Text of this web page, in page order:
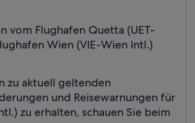
vom Flughafen Quetta (UET-
Wien (VIE-Wien Intl.)
zu aktuell geltenden
und Reisewarnungen für
zu erhalten, schauen Sie beim